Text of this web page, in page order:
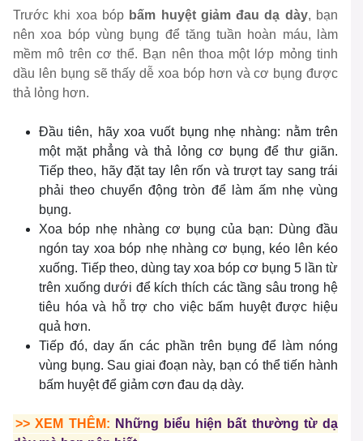
Trước khi xoa bóp bấm huyệt giảm đau dạ dày, bạn
nên xoa bóp vùng bụng để tăng tuần hoàn máu, làm
mềm mô trên cơ thể. Bạn nên thoa một lớp mỏng tinh
dầu lên bụng sẽ thấy dễ xoa bóp hơn và cơ bụng được
thả lỏng hơn.
Đầu tiên, hãy xoa vuốt bụng nhẹ nhàng: nằm trên
một mặt phẳng và thả lỏng cơ bụng để thư giãn.
Tiếp theo, hãy đặt tay lên rốn và trượt tay sang trái
phải theo chuyển động tròn để làm ấm nhẹ vùng
bụng.
Xoa bóp nhẹ nhàng cơ bụng của bạn: Dùng đầu
ngón tay xoa bóp nhẹ nhàng cơ bụng, kéo lên kéo
xuống. Tiếp theo, dùng tay xoa bóp cơ bụng 5 lần từ
trên xuống dưới để kích thích các tầng sâu trong hệ
tiêu hóa và hỗ trợ cho việc bấm huyệt được hiệu
quả hơn.
Tiếp đó, day ấn các phần trên bụng để làm nóng
vùng bụng. Sau giai đoạn này, bạn có thể tiến hành
bấm huyệt để giảm cơn đau dạ dày.
>> XEM THÊM: Những biểu hiện bất thường từ dạ